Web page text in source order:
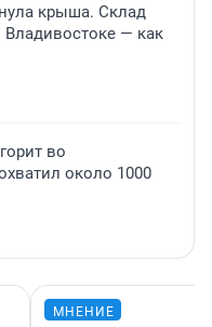
крыша. Склад
Владивостоке — как
во
около 1000
МНЕНИЕ